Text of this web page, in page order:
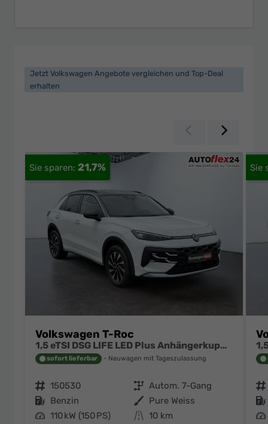
Jetzt Volkswagen Angebote vergleichen und Top-Deal
erhalten
Zurück
21,7%
Volkswagen T-Roc
1,5 eTSI DSG LIFE LED Plus Anhängerkupplung Navigation Digital Pro Sitzheizung beheiztes Lenkrad 17 Zoll Alu 5J Garantie
sofort lieferbar Neuwagen mit Tageszulassung
Fahrzeugnr. 150530 Getriebe Autom. 7-Gang
Kraftstoff Benzin Außenfarbe Pure Weiss
Leistung 110 kW (150 PS) Kilometerstand 10 km
Fahrzeugnr.
Kraftstoff
Leistung